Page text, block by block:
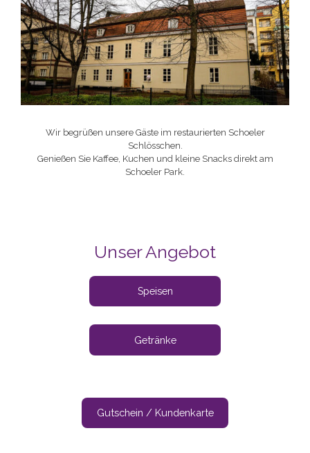
Wir begrüßen unsere Gäste im restaurierten Schoeler
Schlösschen.
Genießen Sie Kaffee, Kuchen und kleine Snacks direkt am
Schoeler Park.
Unser Angebot
Speisen
Getränke
Gutschein / Kundenkarte